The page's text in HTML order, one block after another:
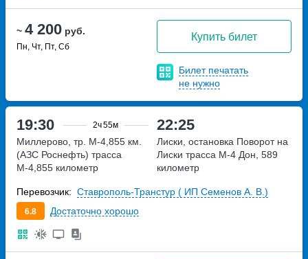
~ 4 200 руб.
Пн, Чт, Пт, Сб
Купить билет
Билет печатать
не нужно
19:30 2ч55м 22:25
Миллерово, тр. М-4,855 км.
(АЗС Роснефть) трасса
М-4,855 километр
Лиски, остановка Поворот на
Лиски трасса М-4 Дон, 589
километр
6.8 Достаточно хорошо
Перевозчик: Ставрополь-Транстур ( ИП Семенов А. В.)